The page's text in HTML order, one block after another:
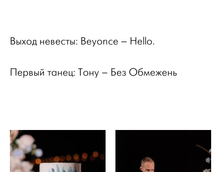
Выход невесты: Beyonce – Hello.
Первый танец: Тону – Без Обмежень